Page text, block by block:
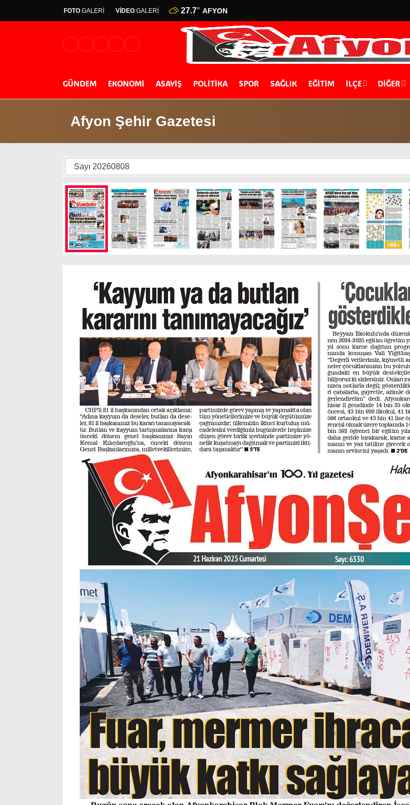
FOTO GALERİ VİDEO GALERİ 27.7° AFYON
GÜNDEM EKONOMİ ASAYİŞ POLİTİKA SPOR SAĞLIK EĞİTİM İLÇE DIĞER
Afyon Şehir Gazetesi